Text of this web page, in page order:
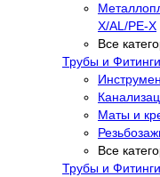
X/AL/PE-X
Все
Трубы и
Маты и
Все
Трубы и